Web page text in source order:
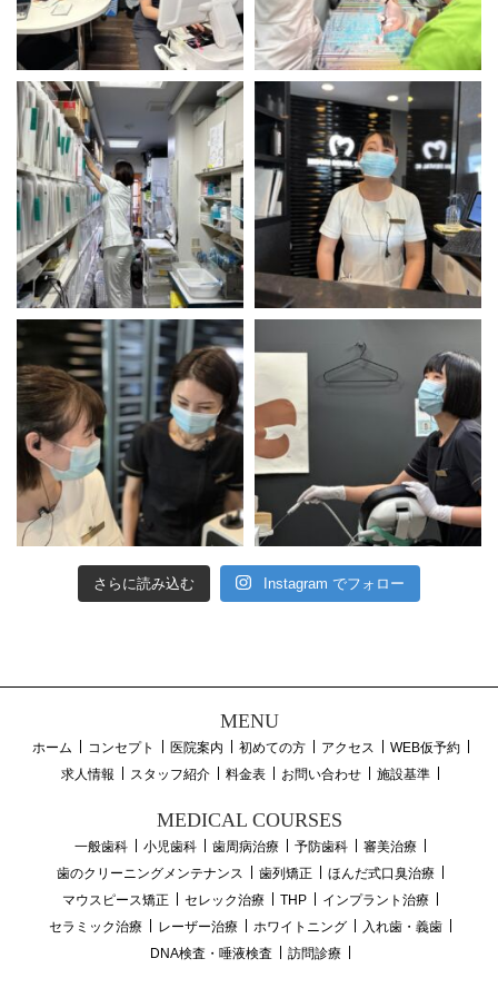
さらに読み込む Instagram でフォロー
MENU
ホーム コンセプト 医院案内 初めての方 アクセス
WEB仮予約
求人情報
スタッフ紹介 料金表 お問い合わせ 施設基準
MEDICAL COURSES
一般歯科 小児歯科 歯周病治療 予防歯科
審美治療
歯のクリーニングメンテナンス
歯列矯正
ほんだ式口臭治療
マウスピース矯正
セレック治療 THP
インプラント治療
セラミック治療
レーザー治療 ホワイトニング
入れ歯・義歯
DNA検査・唾液検査
訪問診療